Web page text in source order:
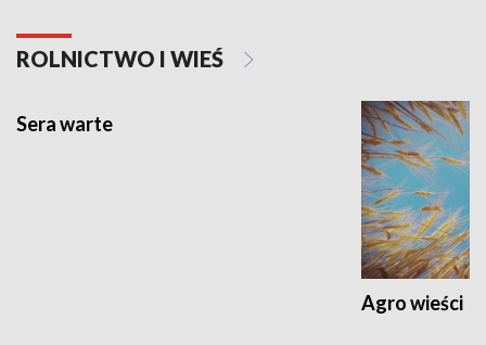
ROLNICTWO I WIEŚ
Sera warte
Agro wieści